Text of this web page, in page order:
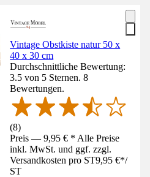
Vintage Obstkiste natur 50 x
40 x 30 cm
Durchschnittliche Bewertung:
3.5 von 5 Sternen. 8
Bewertungen.
(8)
Preis — 9,95 € * Alle Preise
inkl. MwSt. und ggf. zzgl.
Versandkosten pro ST9,95 €*/
ST